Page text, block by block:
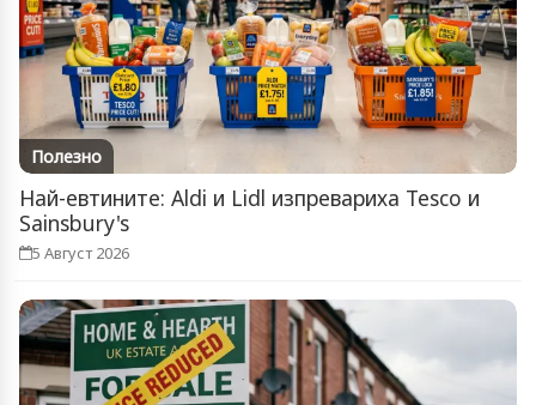
Полезно
Най-евтините: Aldi и Lidl изпревариха Tesco и
Sainsbury's
5 Август 2026